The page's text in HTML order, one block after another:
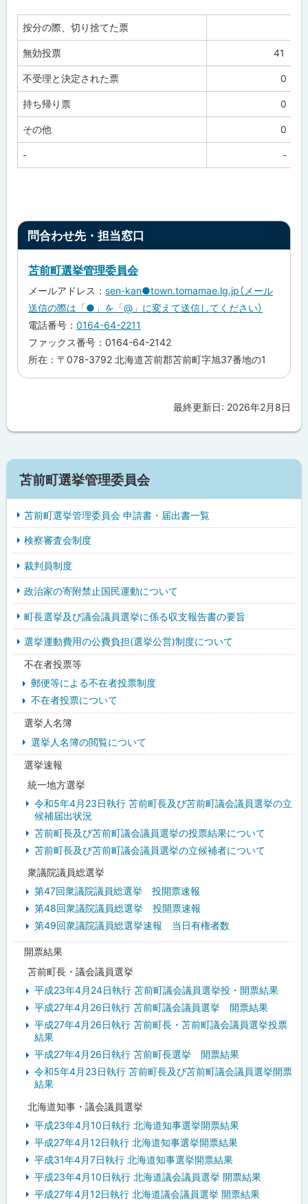
按分の際、切り捨てた票
無効投票 41
不受理と決定された票 0
持ち帰り票 0
その他 0
- -
ト
問合わせ先・担当窓口
苫前町選挙管理委員会
メールアドレス： sen-kan●town.tomamae.lg.jp（メール
送信の際は「●」を「@」に変えて送信してください）
電話番号： 0164-64-2211
ファックス番号：0164-64-2142
所在：〒078-3792 北海道苫前郡苫前町字旭37番地の1
に
戻
最終更新日: 2026年2月8日
サ
イ
ド
・
メ
ニ
ュ
ー
苫前町選挙管理委員会
苫前町選挙管理委員会 申請書・届出書一覧
検察審査会制度
裁判員制度
政治家の寄附禁止国民運動について
町長選挙及び議会議員選挙に係る収支報告書の要旨
選挙運動費用の公費負担(選挙公営)制度について
不在者投票等
郵便等による不在者投票制度
不在者投票について
選挙人名簿
選挙人名簿の閲覧について
選挙速報
統一地方選挙
令和5年4月23日執行 苫前町長及び苫前町議会議員選挙の立
候補届出状況
苫前町長及び苫前町議会議員選挙の投票結果について
苫前町長及び苫前町議会議員選挙の立候補者について
衆議院議員総選挙
第47回衆議院議員総選挙 投開票速報
第48回衆議院議員総選挙 投開票速報
第49回衆議院議員総選挙速報 当日有権者数
開票結果
苫前町長・議会議員選挙
平成23年4月24日執行 苫前町議会議員選挙投・開票結果
平成27年4月26日執行 苫前町議会議員選挙 開票結果
平成27年4月26日執行 苫前町長・苫前町議会議員選挙投票
結果
平成27年4月26日執行 苫前町長選挙 開票結果
令和5年4月23日執行 苫前町長及び苫前町議会議員選挙開票
結果
北海道知事・議会議員選挙
平成23年4月10日執行 北海道知事選挙開票結果
平成27年4月12日執行 北海道知事選挙開票結果
平成31年4月7日執行 北海道知事選挙開票結果
平成23年4月10日執行 北海道議会議員選挙 開票結果
平成27年4月12日執行 北海道議会議員選挙 開票結果